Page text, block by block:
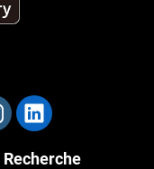
Recherche